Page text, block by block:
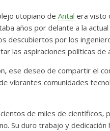
utopiano de Antal era visto
años por delante a la
descubiertos por los
las aspiraciones políticas
ese deseo de compartir el
vibrantes comunidades
de miles de
Su duro trabajo y
Mayo de 2026
28 mayo, 2026 Txus